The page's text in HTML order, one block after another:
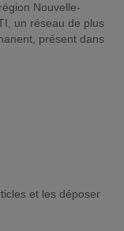
Nouvelle-
un réseau de plus
présent dans
et les déposer